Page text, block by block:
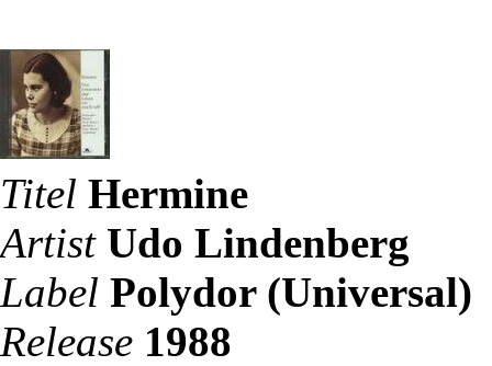
Titel Hermine
Artist Udo Lindenberg
Label Polydor (Universal)
Release 1988